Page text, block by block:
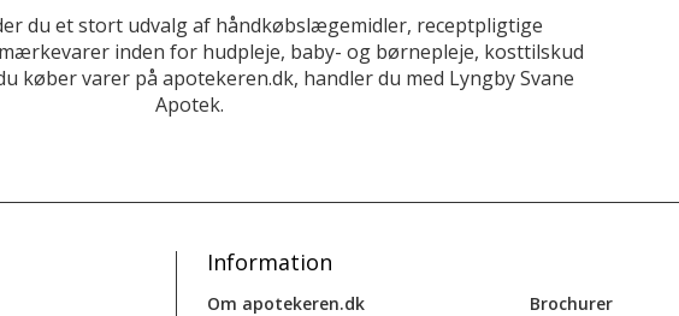
du et stort udvalg af håndkøbslægemidler, receptpligtige
inden for hudpleje, baby- og børnepleje, kosttilskud
køber varer på apotekeren.dk, handler du med Lyngby Svane
Apotek.
Information
Om apotekeren.dk
Brochurer